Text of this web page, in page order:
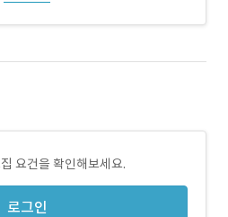
요건을 확인해보세요.
로그인